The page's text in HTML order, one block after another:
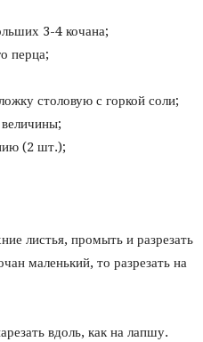
3-4 кочана;
перца;
столовую с горкой соли;
(2 шт.);
листья, промыть и разрезать
маленький, то разрезать на
вдоль, как на лапшу.